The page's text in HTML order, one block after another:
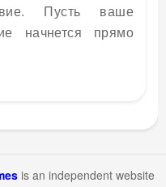
Пусть ваше
начнется прямо
is an independent website